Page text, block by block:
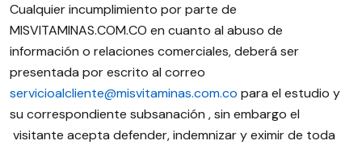
Cualquier incumplimiento por parte de
MISVITAMINAS.COM.CO en cuanto al abuso de
información o relaciones comerciales, deberá ser
presentada por escrito al correo
servicioalcliente@misvitaminas.com.co para el estudio y
su correspondiente subsanación , sin embargo el
visitante acepta defender, indemnizar y eximir de toda